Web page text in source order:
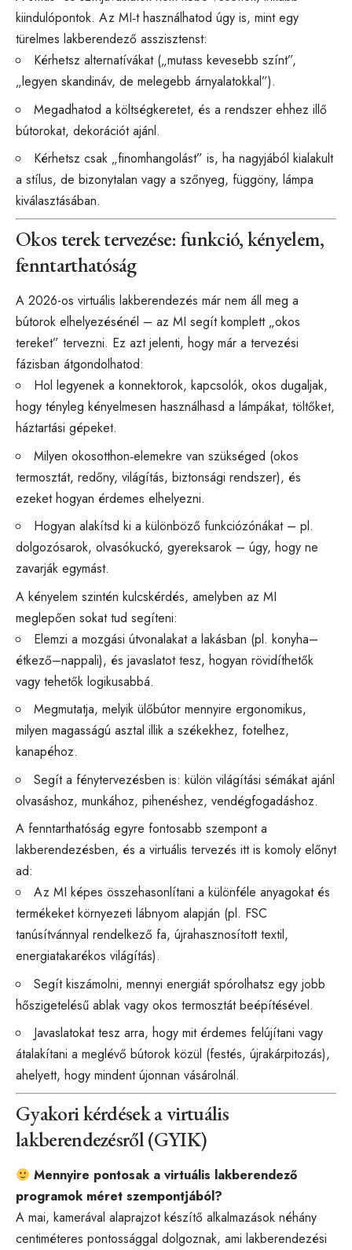
kiindulópontok. Az MI‑t használhatod úgy is, mint egy
türelmes lakberendező asszisztenst:
Kérhetsz alternatívákat („mutass kevesebb színt”,
„legyen skandináv, de melegebb árnyalatokkal”).
Megadhatod a költségkeretet, és a rendszer ehhez illő
bútorokat, dekorációt ajánl.
Kérhetsz csak „finomhangolást” is, ha nagyjából kialakult
a stílus, de bizonytalan vagy a szőnyeg, függöny, lámpa
kiválasztásában.
Okos terek tervezése: funkció, kényelem,
fenntarthatóság
A 2026-os virtuális lakberendezés már nem áll meg a
bútorok elhelyezésénél – az MI segít komplett „okos
tereket” tervezni. Ez azt jelenti, hogy már a tervezési
fázisban átgondolhatod:
Hol legyenek a konnektorok, kapcsolók, okos dugaljak,
hogy tényleg kényelmesen használhasd a lámpákat, töltőket,
háztartási gépeket.
Milyen okosotthon‑elemekre van szükséged (okos
termosztát, redőny, világítás, biztonsági rendszer), és
ezeket hogyan érdemes elhelyezni.
Hogyan alakítsd ki a különböző funkciózónákat – pl.
dolgozósarok, olvasókuckó, gyereksarok – úgy, hogy ne
zavarják egymást.
A kényelem szintén kulcskérdés, amelyben az MI
meglepően sokat tud segíteni:
Elemzi a mozgási útvonalakat a lakásban (pl. konyha–
étkező–nappali), és javaslatot tesz, hogyan rövidíthetők
vagy tehetők logikusabbá.
Megmutatja, melyik ülőbútor mennyire ergonomikus,
milyen magasságú asztal illik a székekhez, fotelhez,
kanapéhoz.
Segít a fénytervezésben is: külön világítási sémákat ajánl
olvasáshoz, munkához, pihenéshez, vendégfogadáshoz.
A fenntarthatóság egyre fontosabb szempont a
lakberendezésben, és a virtuális tervezés itt is komoly előnyt
ad:
Az MI képes összehasonlítani a különféle anyagokat és
termékeket környezeti lábnyom alapján (pl. FSC
tanúsítvánnyal rendelkező fa, újrahasznosított textil,
energiatakarékos világítás).
Segít kiszámolni, mennyi energiát spórolhatsz egy jobb
hőszigetelésű ablak vagy okos termosztát beépítésével.
Javaslatokat tesz arra, hogy mit érdemes felújítani vagy
átalakítani a meglévő bútorok közül (festés, újrakárpitozás),
ahelyett, hogy mindent újonnan vásárolnál.
Gyakori kérdések a virtuális
lakberendezésről (GYIK)
Mennyire pontosak a virtuális lakberendező
programok méret szempontjából?
A mai, kamerával alaprajzot készítő alkalmazások néhány
centiméteres pontossággal dolgoznak, ami lakberendezési